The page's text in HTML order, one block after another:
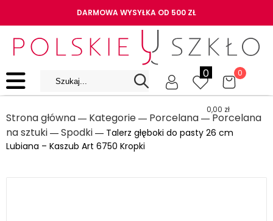
DARMOWA WYSYŁKA OD 500 ZŁ
0 0
0,00 zł
Strona główna ― Kategorie ― Porcelana ― Porcelana
na sztuki ― Spodki ― Talerz głęboki do pasty 26 cm
Lubiana – Kaszub Art 6750 Kropki